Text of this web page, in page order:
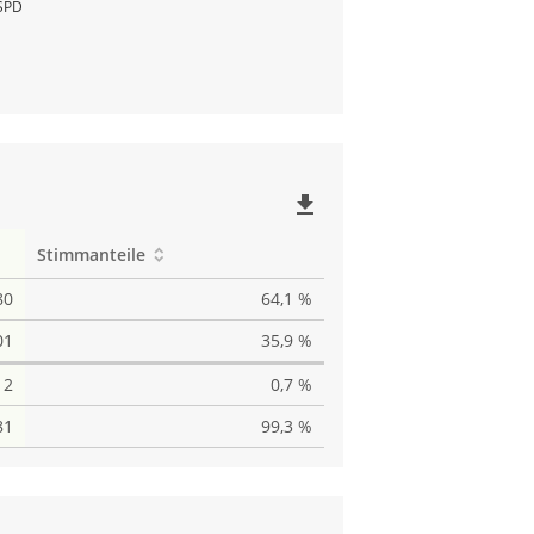
file_download
Stimmanteile
64,1 %
35,9 %
2
0,7 %
99,3 %